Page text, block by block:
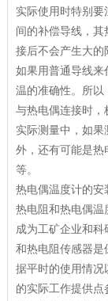
实际使用时特别
间的补偿导线，
接后不会产生大的
如果用普通导线来
温的准确性。所以
与热电偶连接时，
实际测量中，如
外，还有可能是热
等。
热电偶温度计的安
热电阻和热电偶温
成为工矿企业和
和热电阻传感器是
据平时的使用情况
的实际工作提供点